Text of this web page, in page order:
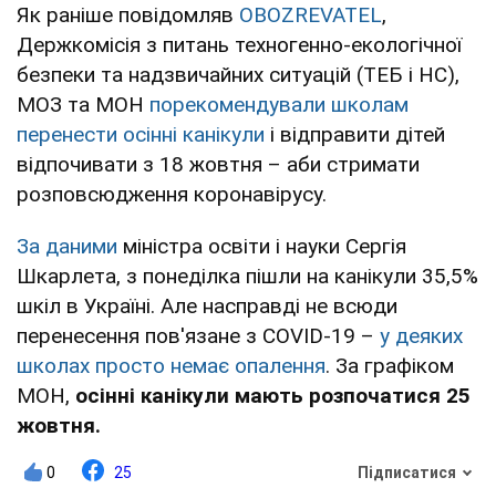
Як раніше повідомляв OBOZREVATEL,
Держкомісія з питань техногенно-екологічної
безпеки та надзвичайних ситуацій (ТЕБ і НС),
МОЗ та МОН порекомендували школам
перенести осінні канікули і відправити дітей
відпочивати з 18 жовтня – аби стримати
розповсюдження коронавірусу.
За даними міністра освіти і науки Сергія
Шкарлета, з понеділка пішли на канікули 35,5%
шкіл в Україні. Але насправді не всюди
перенесення пов'язане з COVID-19 – у деяких
школах просто немає опалення. За графіком
МОН, осінні канікули мають розпочатися 25
жовтня.
0 25 Підписатися